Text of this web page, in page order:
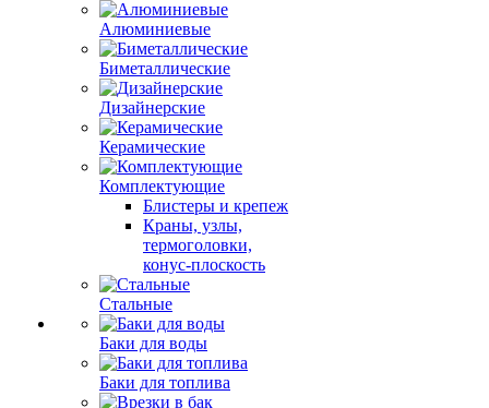
Алюминиевые
Биметаллические
Дизайнерские
Керамические
Комплектующие
Блистеры и крепеж
Краны, узлы,
термоголовки,
конус-плоскость
Стальные
Баки для воды
Баки для топлива